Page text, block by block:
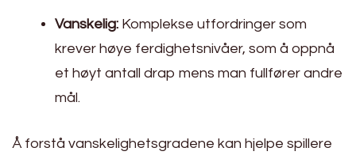
Vanskelig: Komplekse utfordringer som
krever høye ferdighetsnivåer, som å oppnå
et høyt antall drap mens man fullfører andre
mål.
Å forstå vanskelighetsgradene kan hjelpe spillere